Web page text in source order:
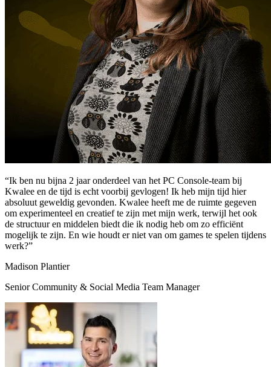
“Ik ben nu bijna 2 jaar onderdeel van het PC Console-team bij
Kwalee en de tijd is echt voorbij gevlogen! Ik heb mijn tijd hier
absoluut geweldig gevonden. Kwalee heeft me de ruimte gegeven
om experimenteel en creatief te zijn met mijn werk, terwijl het ook
de structuur en middelen biedt die ik nodig heb om zo efficiënt
mogelijk te zijn. En wie houdt er niet van om games te spelen tijdens
werk?”
Madison Plantier
Senior Community & Social Media Team Manager